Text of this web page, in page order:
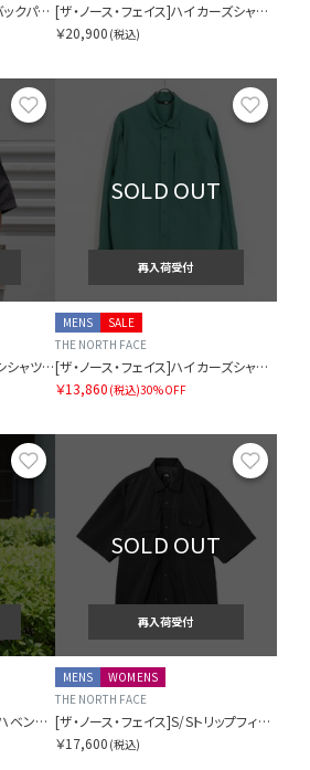
[バーラップアウトフィッター]バックパッカーシャツ SORA別注
[ザ・ノース・フェイス]ハイカーズシャツ（メンズ）
￥20,900 (税込)
お気に入り
[ザ・ノース・フェイス]S/Sヌプシシャツ（ユニセックス）
SOLD OUT
再入荷受付
SALE
MENS
THE NORTH FACE
[ザ・ノース・フェイス]ハイカーズシャツ（メンズ）
￥13,860 (税込)30%OFF
お気に入り
[ザ・ノース・フェイス]S/Sアロハベントシャツ（メンズ）
SOLD OUT
再入荷受付
MENS
WOMENS
THE NORTH FACE
[ザ・ノース・フェイス]S/Sトリップフィールドシャツ（ユニセックス）
￥17,600 (税込)